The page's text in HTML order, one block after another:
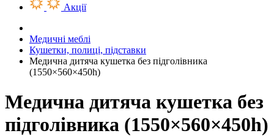
Акції
Медичні меблі
Кушетки, полиці, підставки
Медична дитяча кушетка без підголівника
(1550×560×450h)
Медична дитяча кушетка без
підголівника (1550×560×450h)